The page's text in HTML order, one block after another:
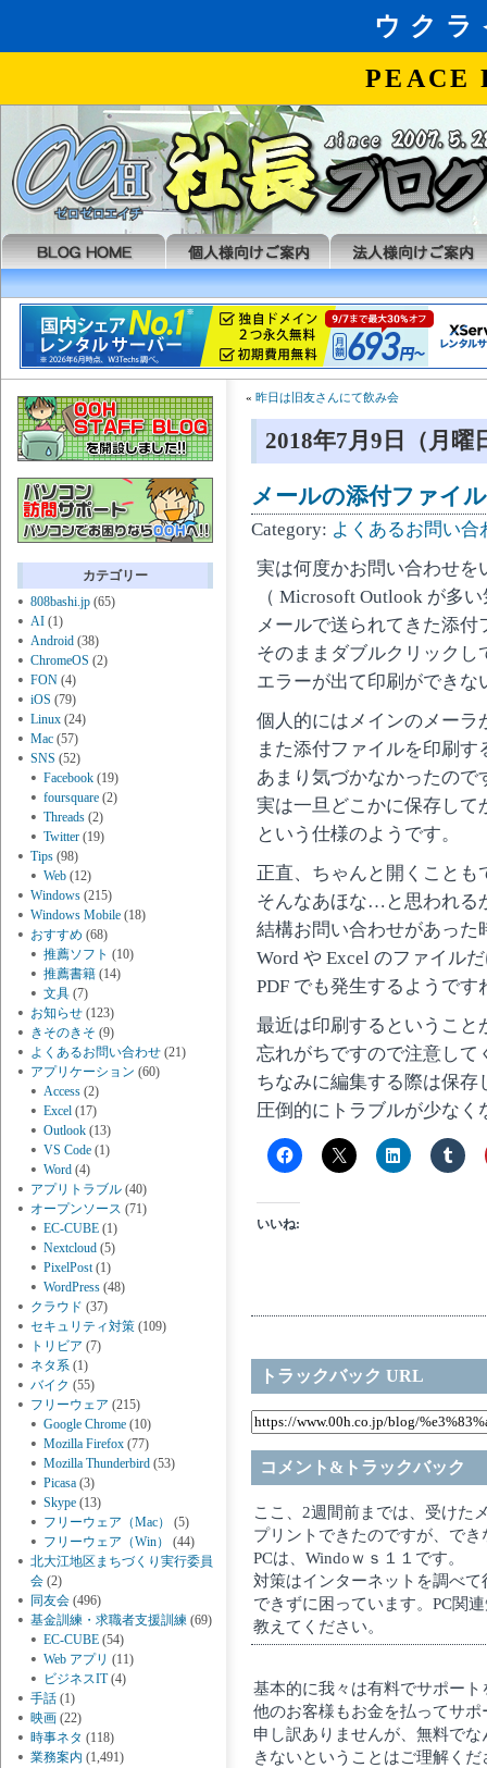
カテゴリー
808bashi.jp (65)
AI (1)
Android (38)
ChromeOS (2)
FON (4)
iOS (79)
Linux (24)
Mac (57)
SNS (52)
Facebook (19)
foursquare (2)
Threads (2)
Twitter (19)
Tips (98)
Web (12)
Windows (215)
Windows Mobile (18)
おすすめ (68)
推薦ソフト (10)
推薦書籍 (14)
文具 (7)
お知らせ (123)
きそのきそ (9)
よくあるお問い合わせ (21)
アプリケーション (60)
Access (2)
Excel (17)
Outlook (13)
VS Code (1)
Word (4)
アプリトラブル (40)
オープンソース (71)
EC-CUBE (1)
Nextcloud (5)
PixelPost(1)
WordPress (48)
クラウド (37)
セキュリティ対策 (109)
トリビア (7)
ネタ系 (1)
バイク (55)
フリーウェア (215)
Google Chrome (10)
Mozilla Firefox (77)
Mozilla Thunderbird (53)
Picasa (3)
Skype (13)
フリーウェア（Mac）
(5)
フリーウェア（Win）
(44)
北大江地区まちづくり実行委員
会 (2)
同友会 (496)
基金訓練・求職者支援訓練 (69)
EC-CUBE (54)
Web アプリ (11)
ビジネスIT(4)
手話 (1)
映画 (22)
時事ネタ (118)
業務案内 (1,491)
« 昨日は旧友さんにて飲み会
2018年7月9日（月曜
メールの添付ファイ
Category: よくあるお問い合
実は何度かお問い合わせ
（ Microsoft Outlook が多
メールで送られてきた添付
そのままダブルクリックし
エラーが出て印刷ができ
個人的にはメインのメーラ
また添付ファイルを印刷
あまり気づかなかったので
実は一旦どこかに保存し
という仕様のようです。
正直、ちゃんと開くこと
そんなあほな…と思われる
結構お問い合わせがあっ
Word や Excel のファイル
PDF でも発生するようです
最近は印刷するということ
忘れがちですので注意して
ちなみに編集する際は保存
圧倒的にトラブルが少なく
いいね:
トラックバック URL
コメント&トラックバック
ここ、2週間前までは、受けた
プリントできたのですが、で
PCは、Windoｗｓ１１です。
対策はインターネットを調べ
できずに困っています。PC関
教えてください。
基本的に我々は有料でサポー
他のお客様もお金を払ってサ
申し訳ありませんが、無料で
きないということはご理解くだ